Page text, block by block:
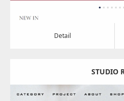
Detail
STUDIO